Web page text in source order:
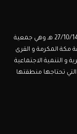
تأسست جمعية نفع الخبرية محافظة جدة في 27/10/1434 هـ وهي جمعية
مكة المكرمة و القرى
و التنمية الاجتماعية
التي تحتاجها منطقتها